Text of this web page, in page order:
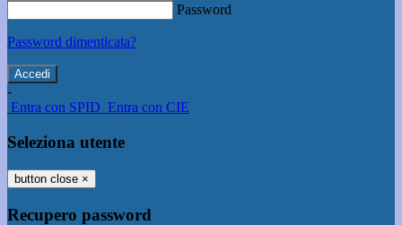
Password
Password dimenticata?
-
Entra con SPID Entra con CIE
Seleziona utente
button close ×
Recupero password